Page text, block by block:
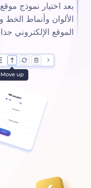
بعد اختيار نموذج
الألوان وأنماط
الموقع الإلكتروني